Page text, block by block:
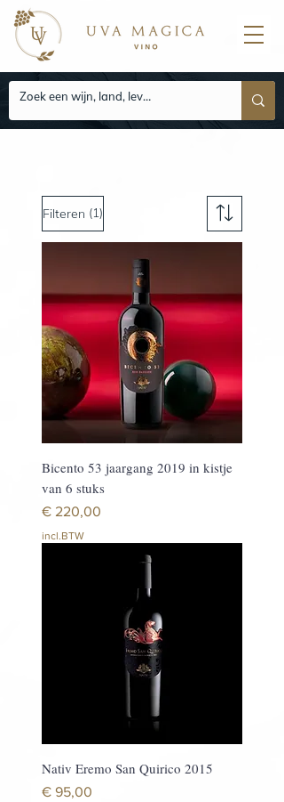
Filteren (1)
Bicento 53 jaargang 2019 in kistje
van 6 stuks
Prijs
€ 220,00
incl.BTW
Nativ Eremo San Quirico 2015
Prijs
€ 95,00